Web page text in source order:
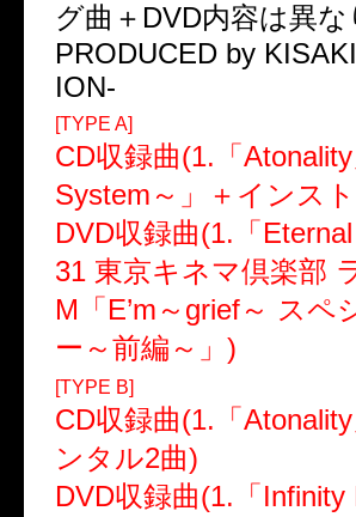
グ曲＋DVD内容は異
PRODUCED by
ION-
[TYPE A]
CD収録曲(1.「
System～」＋インス
DVD収録曲(1.「
31 東京キネマ倶楽部
M「E’m～grief～ ス
ー～前編～」)
[TYPE B]
CD収録曲(1.「
ンタル2曲)
DVD収録曲(1.「